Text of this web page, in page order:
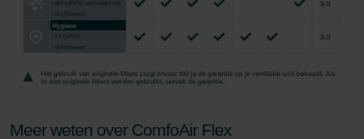
Meer weten over ComfoAir Flex